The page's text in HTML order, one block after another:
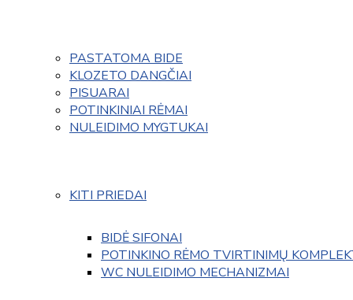
PASTATOMA BIDE
KLOZETO DANGČIAI
PISUARAI
POTINKINIAI RĖMAI
NULEIDIMO MYGTUKAI
KITI PRIEDAI
BIDĖ SIFONAI
POTINKINO RĖMO TVIRTINIMŲ
WC NULEIDIMO MECHANIZMAI